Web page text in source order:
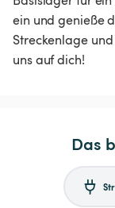
ein und genieße
Streckenlage
uns auf dich!
Das